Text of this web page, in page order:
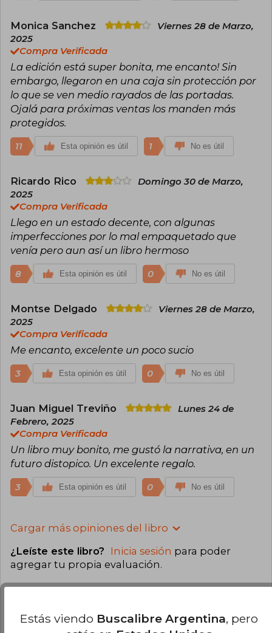
mundial llegó en 2008 con Los Juegos del
que incluye también En llamas (2009) y Sinsajo
Los Juegos del Hambre se desarrolla en Panem,
un país ficticio donde un gobierno opresivo
obliga a jóvenes a participar en una lucha a
muerte televisada. La historia, protagonizada
social y dilemas éticos, resonando con lectores
de todas las edades. La trilogía ha vendido
millones de ejemplares en más de 50 idiomas y
consolidando a Collins como una de las autoras
Monica Sanchez
Viernes 28 de Marzo,
2025
Compra Verificada
La edición está super bonita, me encanto! Sin
embargo, llegaron en una caja sin protección por
lo que se ven medio rayados de las portadas.
Ojalá para próximas ventas los manden más
protegidos.
11 Esta opinión es útil 1 No es útil
Ricardo Rico
Domingo 30 de Marzo,
2025
Compra Verificada
Llego en un estado decente, con algunas
imperfecciones por lo mal empaquetado que
venía pero aun así un libro hermoso
8 Esta opinión es útil 0 No es útil
Montse Delgado
Viernes 28 de Marzo,
2025
Compra Verificada
Me encanto, excelente un poco sucio
3 Esta opinión es útil 0 No es útil
Juan Miguel Treviño
Lunes 24 de
Febrero, 2025
Compra Verificada
Un libro muy bonito, me gustó la narrativa, en un
futuro distopico. Un excelente regalo.
3 Esta opinión es útil 0 No es útil
Cargar más opiniones del libro
¿Leíste este libro? Inicia sesión para poder
agregar tu propia evaluación.
31% (8)
Estás viendo Buscalibre Argentina, pero